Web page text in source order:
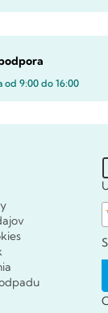
od 9:00 do 16:00